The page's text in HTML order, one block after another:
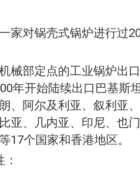
对锅壳式锅炉进行过
部定点的工业锅炉出口
年开始陆续出口巴基斯
、阿尔及利亚、叙利亚
亚、几内亚、印尼、也
17个国家和香港地区。